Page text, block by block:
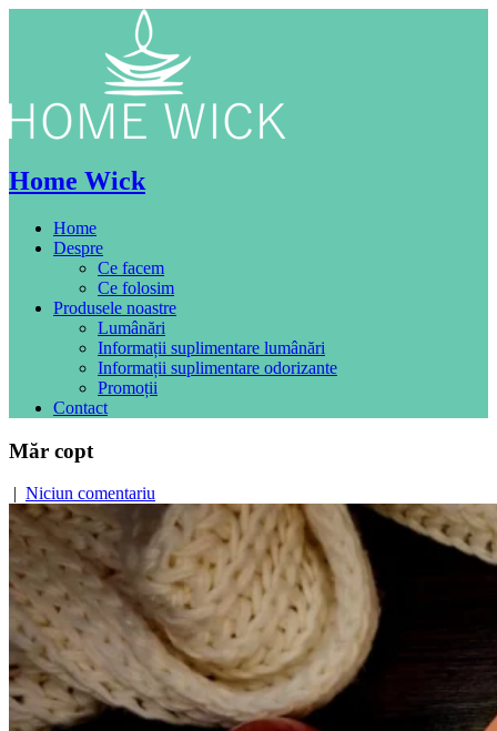
Home Wick
Home
Despre
Ce facem
Ce folosim
Produsele noastre
Lumânări
Informații suplimentare lumânări
Informații suplimentare odorizante
Promoții
Contact
Măr copt
| Niciun comentariu